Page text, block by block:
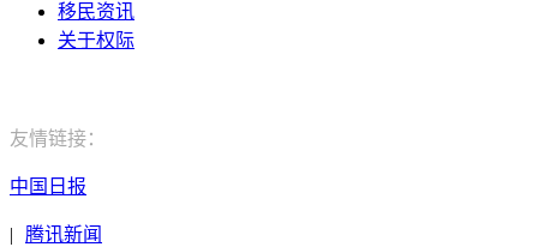
移民资讯
关于权际
友情链接：
中国日报
| 腾讯新闻